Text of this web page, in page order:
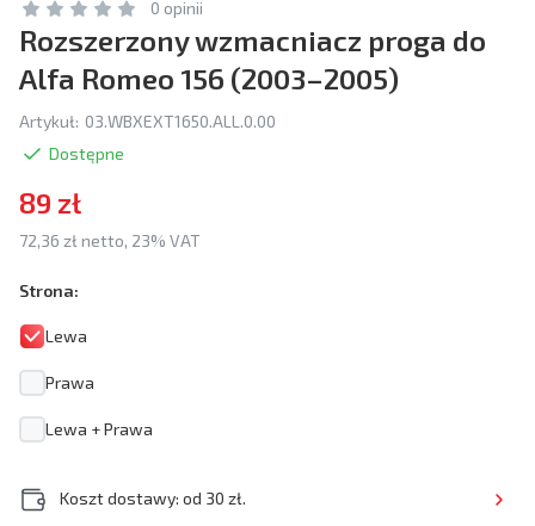
0 opinii
Rozszerzony wzmacniacz proga do
Alfa Romeo 156 (2003–2005)
Artykuł: 03.WBXEXT1650.ALL.0.00
Dostępne
89 zł
72,36 zł netto, 23% VAT
Strona:
Lewa
Prawa
Lewa + Prawa
Koszt dostawy: od 30 zł.